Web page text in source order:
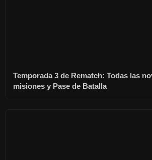
Temporada 3 de Rematch: Todas las
misiones y Pase de Batalla